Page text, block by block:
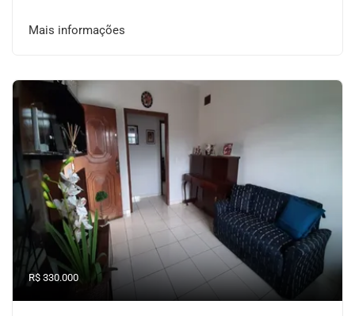
Mais informações
R$ 330.000